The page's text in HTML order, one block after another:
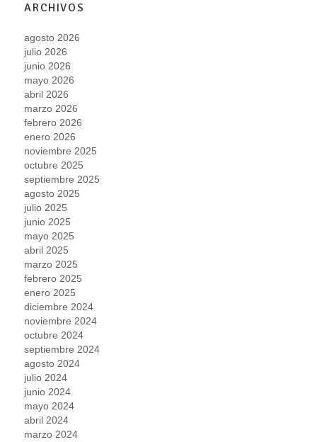
ARCHIVOS
agosto 2026
julio 2026
junio 2026
mayo 2026
abril 2026
marzo 2026
febrero 2026
enero 2026
noviembre 2025
octubre 2025
septiembre 2025
agosto 2025
julio 2025
junio 2025
mayo 2025
abril 2025
marzo 2025
febrero 2025
enero 2025
diciembre 2024
noviembre 2024
octubre 2024
septiembre 2024
agosto 2024
julio 2024
junio 2024
mayo 2024
abril 2024
marzo 2024